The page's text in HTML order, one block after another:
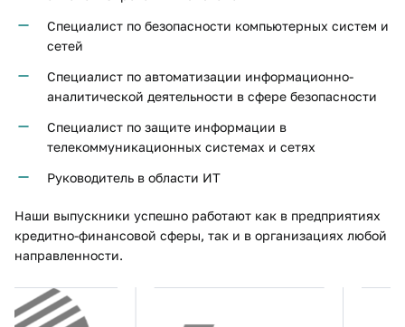
Специалист по безопасности компьютерных систем и
сетей
Специалист по автоматизации информационно-
аналитической деятельности в сфере безопасности
Специалист по защите информации в
телекоммуникационных системах и сетях
Руководитель в области ИТ
Наши выпускники успешно работают как в предприятиях
кредитно-финансовой сферы, так и в организациях любой
направленности.